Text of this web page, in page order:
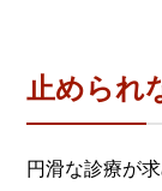
止められ
円滑な診療が